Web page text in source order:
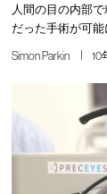
人間の目の内部
だった手術が可能
Simon Parkin 10